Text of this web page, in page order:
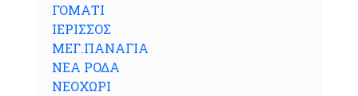
ΓΟΜΑΤΙ
ΙΕΡΙΣΣΟΣ
ΜΕΓ.ΠΑΝΑΓΙΑ
ΝΕΑ ΡΟΔΑ
ΝΕΟΧΩΡΙ